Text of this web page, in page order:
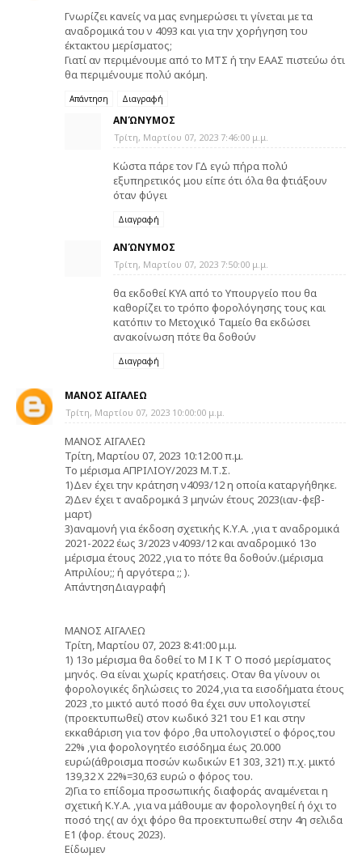
Γνωρίζει κανείς να μας ενημερώσει τι γίνεται με τα
αναδρομικά του ν 4093 και για την χορήγηση του
έκτακτου μερίσματος;
Γιατί αν περιμένουμε από το ΜΤΣ ή την ΕΑΑΣ πιστεύω ότι
θα περιμένουμε πολύ ακόμη.
Απάντηση Διαγραφή
ΑΝΏΝΥΜΟΣ
Τρίτη, Μαρτίου 07, 2023 7:46:00 μ.μ.
Κώστα πάρε τον ΓΔ εγώ πήρα πολύ
εξυπηρετικός μου είπε ότι όλα θα φτιάξουν
όταν φύγει
Διαγραφή
ΑΝΏΝΥΜΟΣ
Τρίτη, Μαρτίου 07, 2023 7:50:00 μ.μ.
θα εκδοθεί ΚΥΑ από το Υπουργείο που θα
καθορίζει το τρόπο φορολόγησης τους και
κατόπιν το Μετοχικό Ταμείο θα εκδώσει
ανακοίνωση πότε θα δοθούν
Διαγραφή
ΜΑΝΟΣ ΑΙΓΑΛΕΩ
Τρίτη, Μαρτίου 07, 2023 10:00:00 μ.μ.
ΜΑΝΟΣ ΑΙΓΑΛΕΩ
Τρίτη, Μαρτίου 07, 2023 10:12:00 π.μ.
Το μέρισμα ΑΠΡΙΛΙΟΥ/2023 Μ.Τ.Σ.
1)Δεν έχει την κράτηση ν4093/12 η οποία καταργήθηκε.
2)Δεν έχει τ αναδρομκά 3 μηνών έτους 2023(ιαν-φεβ-
μαρτ)
3)αναμονή για έκδοση σχετικής Κ.Υ.Α. ,για τ αναδρομικά
2021-2022 έως 3/2023 ν4093/12 και αναδρομικό 13ο
μέρισμα έτους 2022 ,για το πότε θα δοθούν.(μέρισμα
Απριλίου;; ή αργότερα ;; ).
ΑπάντησηΔιαγραφή
ΜΑΝΟΣ ΑΙΓΑΛΕΩ
Τρίτη, Μαρτίου 07, 2023 8:41:00 μ.μ.
1) 13ο μέρισμα θα δοθεί το Μ Ι Κ Τ Ο ποσό μερίσματος
μηνός. Θα είναι χωρίς κρατήσεις. Οταν θα γίνουν οι
φορολογικές δηλώσεις το 2024 ,για τα εισοδήματα έτους
2023 ,το μικτό αυτό ποσό θα έχει συν υπολογιστεί
(προεκτυπωθεί) στον κωδικό 321 του Ε1 και στην
εκκαθάριση για τον φόρο ,θα υπολογιστεί ο φόρος,του
22% ,για φορολογητέο εισόδημα έως 20.000
ευρώ(άθροισμα ποσών κωδικών Ε1 303, 321) π.χ. μικτό
139,32 Χ 22%=30,63 ευρώ ο φόρος του.
2)Για το επίδομα προσωπικής διαφοράς αναμένεται η
σχετική Κ.Υ.Α. ,για να μάθουμε αν φορολογηθεί ή όχι το
ποσό της( αν όχι φόρο θα προεκτυπωθεί στην 4η σελιδα
Ε1 (φορ. έτους 2023).
Είδωμεν